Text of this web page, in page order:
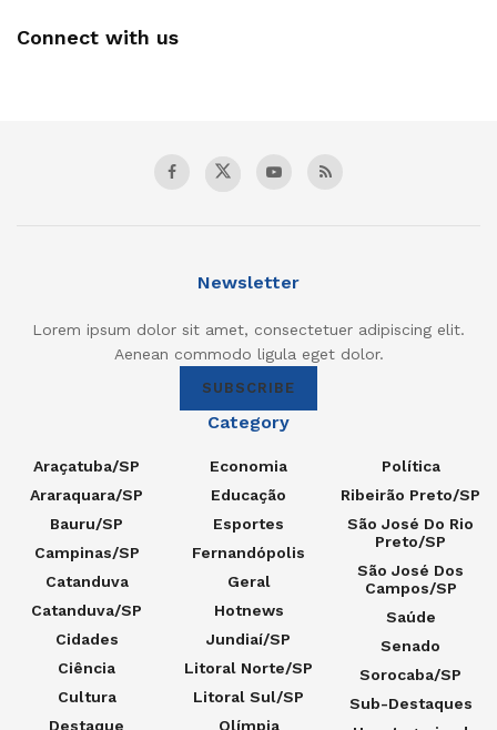
Connect with us
Newsletter
Lorem ipsum dolor sit amet, consectetuer adipiscing elit.
Aenean commodo ligula eget dolor.
SUBSCRIBE
Category
Araçatuba/SP
Araraquara/SP
Bauru/SP
Campinas/SP
Catanduva
Catanduva/SP
Cidades
Ciência
Cultura
Destaque
Economia
Educação
Esportes
Fernandópolis
Geral
Hotnews
Jundiaí/SP
Litoral Norte/SP
Litoral Sul/SP
Olímpia
Política
Ribeirão Preto/SP
São José Do Rio
Preto/SP
São José Dos
Campos/SP
Saúde
Senado
Sorocaba/SP
Sub-Destaques